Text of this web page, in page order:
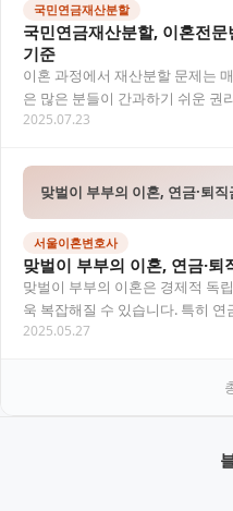
국민연금재산분할
국민연금재산분할, 이혼전
기준
이혼 과정에서 재산분할 문제는
은 많은 분들이 간과하기 쉬운 권
을 미칠 수 있는 국민연금 분할에
2025.07.23
맞벌이 부부의 이혼, 연금·퇴
서울이혼변호사
맞벌이 부부의 이혼, 연금·
맞벌이 부부의 이혼은 경제적 독
욱 복잡해질 수 있습니다. 특히
순히 누가 벌었는지가 아닌, 혼인
2025.05.27